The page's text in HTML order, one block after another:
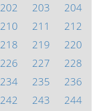
202 203
204
210 211
212
218 219
220
226 227
228
234 235
236
242 243
244